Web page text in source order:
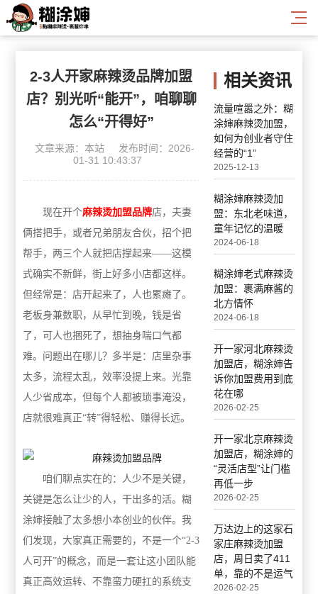
2-3人开家麻辣烫品牌加盟
店？别光听“能开”，咱聊聊
怎么“开得好”
文章来源：本站
发布时间：2026-
01-31 10:43:37
现在开个麻辣烫加盟品牌店，夫妻
俩搭把手，或者兄弟朋友合伙，招个把
帮手，两三个人就把店撑起来——这模
式确实不新鲜，街上好多小店都这样。
但经常是：店开起来了，人也累瘫了。
老板身兼数职，从早忙到晚，钱是省
了，可人也捆死了，想抽身喘口气都
难。问题出在哪儿？多半是：店里杂事
太多，流程太乱，效率没提上来。光靠
人少省成本，但每个人都被琐事淹没，
店就很难真正“转”得轻松、赚得长远。
咱们聊点实在的：人少不是关键，
关键是怎么让少的人，干出多的活。糊
涂婶接触了太多想小本创业的伙伴。我
们发现，大家真正需要的，不是一个“2-3
人可开”的概念，而是一套让这小团队能
真正高效运转、不靠蛮力硬扛的系统支
相关资讯
流量喧嚣之外：糊
涂婶麻辣烫加盟，
如何为创业者守住
经营的“1”
2025-12-13
糊涂婶麻辣烫加
盟：东北老味道，
童年记忆的温暖
2024-06-18
糊涂婶老式麻辣烫
加盟：裹满麻酱的
北方情怀
2024-06-18
开一家河北麻辣烫
加盟店，糊涂婶告
诉你加盟费用到底
花在哪
2026-02-25
开一家北京麻辣烫
加盟店，糊涂婶的
“灵活店型”让门槛
再低一步
2026-02-25
万达边上的这家石
家庄麻辣烫加盟
店，周日卖了411
单，靠的不是运气
2026-02-25